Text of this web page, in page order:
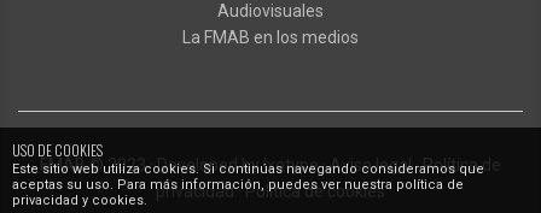
USO DE COOKIES
Este sitio web utiliza cookies. Si continúas navegando consideramos que
aceptas su uso. Para más información, puedes ver nuestra política de
privacidad y cookies.
Audiovisuales
La FMAB en los medios
FMAB© 2023·Developed byIxotype·Aviso legal·Política de
privacidad·Política de cookies